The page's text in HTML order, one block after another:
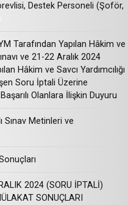
Destek Personeli (Şoför,
Tarafından Yapılan Hâkim ve
ve 21-22 Aralık 2024
Hâkim ve Savcı Yardımcılığı
Soru İptali Üzerine
Olanlara İlişkin Duyuru
Sınav Metinleri ve
2024 (SORU İPTALİ)
SONUÇLARI